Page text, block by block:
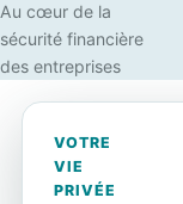
Au cœur de la
sécurité financière
des entreprises
VOTRE
VIE
PRIVÉE